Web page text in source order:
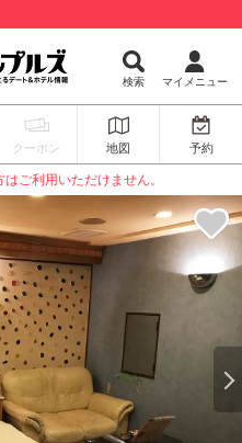
検索 マイメニュー
クーポン 地図 予約
ご利用いただけません。